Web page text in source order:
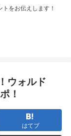
をお伝えします！
ウォルド
！
はてブ